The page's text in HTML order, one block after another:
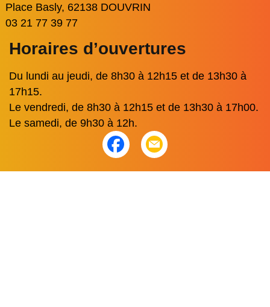
Place Basly, 62138 DOUVRIN
03 21 77 39 77
Horaires d’ouvertures
Du lundi au jeudi, de 8h30 à 12h15 et de 13h30 à
17h15.
Le vendredi, de 8h30 à 12h15 et de 13h30 à 17h00.
Le samedi, de 9h30 à 12h.